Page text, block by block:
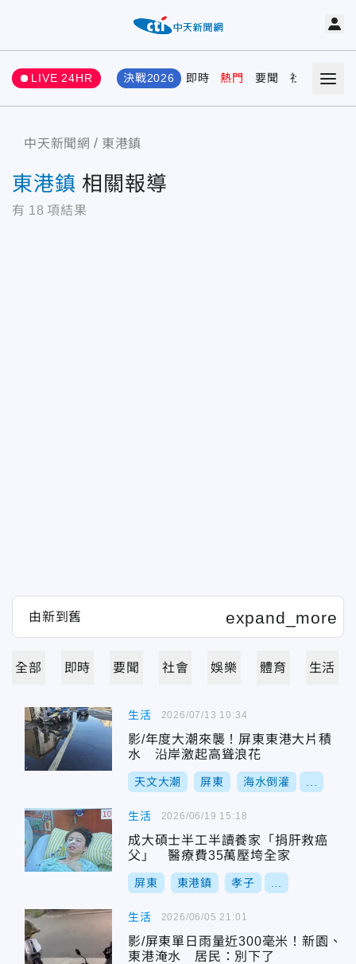
LIVE 24HR 決戰2026 即時 熱門 要聞 社會 娛樂
中天新聞網 東港鎮
東港鎮 相關報導
有 18 項結果
全部 即時 要聞 社會 娛樂 體育 生活
生活
影/年度大潮來襲！屏東東港大片積
水 沿岸激起高聳浪花
天文大潮 屏東 海水倒灌
2026/07/13 10:34
生活
成大碩士半工半讀養家「捐肝救癌
父」 醫療費35萬壓垮全家
屏東 東港鎮 孝子
2026/06/19 15:18
生活
影/屏東單日雨量近300毫米！新園、
東港淹水 居民：別下了
2026/06/05 21:01